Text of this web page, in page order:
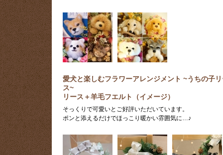
愛犬と楽しむフラワーアレンジメント ~うちの子
ス~
リース＋羊毛フエルト（イメージ）
そっくりで可愛いとご好評いただいています。
ポンと添えるだけでほっこり暖かい雰囲気に…♪